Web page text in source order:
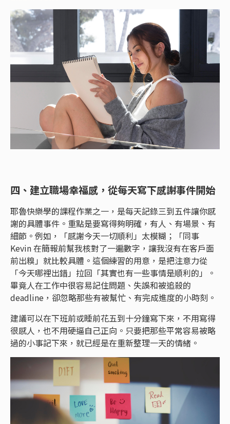
四、建立職場幸福感，從每天寫下感謝事件開始
耶魯快樂學的課程作業之一，是每天記錄三到五件讓你感
謝的具體事件。重點是要寫得夠明確，有人、有場景、有
細節。例如，「感謝今天一切順利」太模糊；「同事
Kevin 在簡報前幫我核對了一遍數字，讓我沒有在客戶面
前出糗」就比較具體。這個練習的用意，是把注意力從
「今天哪裡出錯」拉回「其實也有一些事情是順利的」。
畢竟人在工作中很容易記住問題、失誤和被追殺的
deadline，卻忽略那些有被幫忙、有完成進度的小時刻。
建議可以在下班前或睡前花五到十分鐘寫下來，不用寫得
很感人，也不用硬逼自己正向。只要把那些平常容易被略
過的小事記下來，就已經是在重新整理一天的情緒。